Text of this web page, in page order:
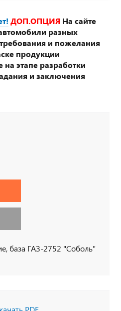
ДОП.ОПЦИЯ На сайте
разных
и пожелания
продукции
на этапе разработки
и заключения
база ГАЗ-2752 "Соболь"